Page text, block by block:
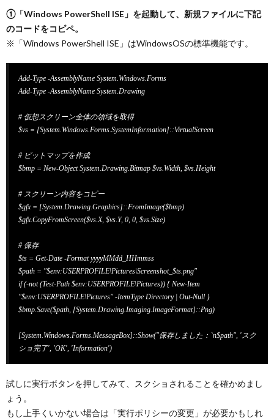
①「Windows PowerShell ISE」を起動して、新規ファイルに下記
のコードをコピペ。
※「Windows PowerShell ISE」はWindowsOSの標準機能です。
Add-Type -AssemblyName System.Windows.Forms
Add-Type -AssemblyName System.Drawing
# 仮想スクリーン全体の領域を取得
$vs = [System.Windows.Forms.SystemInformation]::VirtualScreen
# ビットマップを作成
$bmp = New-Object System.Drawing.Bitmap $vs.Width, $vs.Height
# スクリーン内容をコピー
$gfx = [System.Drawing.Graphics]::FromImage($bmp)
$gfx.CopyFromScreen($vs.X, $vs.Y, 0, 0, $vs.Size)
# 保存
$ts = Get-Date -Format yyyyMMdd_HHmmss
$path = "$env:USERPROFILE\Pictures\Screenshot_$ts.png"
if (-not (Test-Path $env:USERPROFILE\Pictures)) { New-Item
"$env:USERPROFILE\Pictures" -ItemType Directory | Out-Null }
$bmp.Save($path, [System.Drawing.Imaging.ImageFormat]::Png)
[System.Windows.Forms.MessageBox]::Show("保存しました：`n$path", 'スク
ショ完了', 'OK', 'Information')
試しに実行ボタンを押してみて、スクショされることを確かめまし
ょう。
もし上手くいかない場合は「実行ポリシーの変更」が必要かもしれ